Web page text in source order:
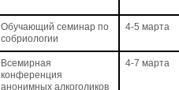
Обучающий семинар по
собриологии
4-5 марта
Всемирная
конференция
анонимных алкоголиков
4-7 марта